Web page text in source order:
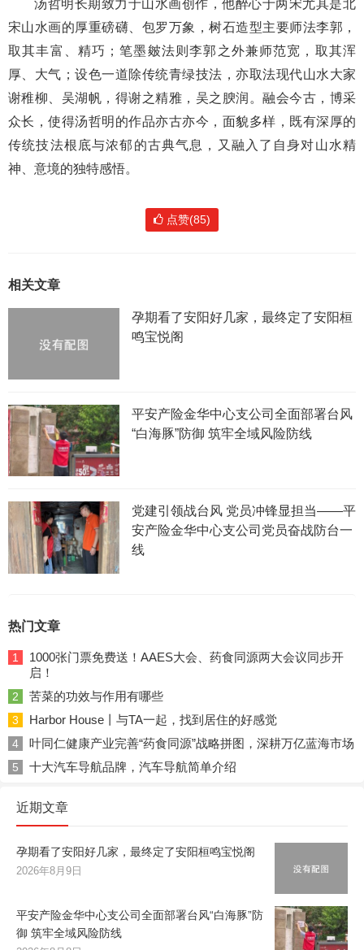
汤哲明长期致力于山水画创作，他醉心于两宋尤其是北
宋山水画的厚重磅礴、包罗万象，树石造型主要师法李郭，
取其丰富、精巧；笔墨皴法则李郭之外兼师范宽，取其浑
厚、大气；设色一道除传统青绿技法，亦取法现代山水大家
谢稚柳、吴湖帆，得谢之精雅，吴之腴润。融会今古，博采
众长，使得汤哲明的作品亦古亦今，面貌多样，既有深厚的
传统技法根底与浓郁的古典气息，又融入了自身对山水精
神、意境的独特感悟。
点赞(85)
相关文章
孕期看了安阳好几家，最终定了安阳桓
鸣宝悦阁
平安产险金华中心支公司全面部署台风
“白海豚”防御 筑牢全域风险防线
党建引领战台风 党员冲锋显担当——平
安产险金华中心支公司党员奋战防台一
线
热门文章
1
1000张门票免费送！AAES大会、药食同源两大会议同步开
启！
2 苦菜的功效与作用有哪些
3 Harbor House丨与TA一起，找到居住的好感觉
4 叶同仁健康产业完善“药食同源”战略拼图，深耕万亿蓝海市场
5 十大汽车导航品牌，汽车导航简单介绍
近期文章
孕期看了安阳好几家，最终定了安阳桓鸣宝悦阁
2026年8月9日
平安产险金华中心支公司全面部署台风“白海豚”防
御 筑牢全域风险防线